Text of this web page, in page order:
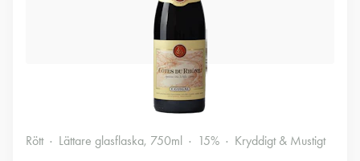
Rött Lättare glasflaska, 750ml 15% Kryddigt & Mustigt